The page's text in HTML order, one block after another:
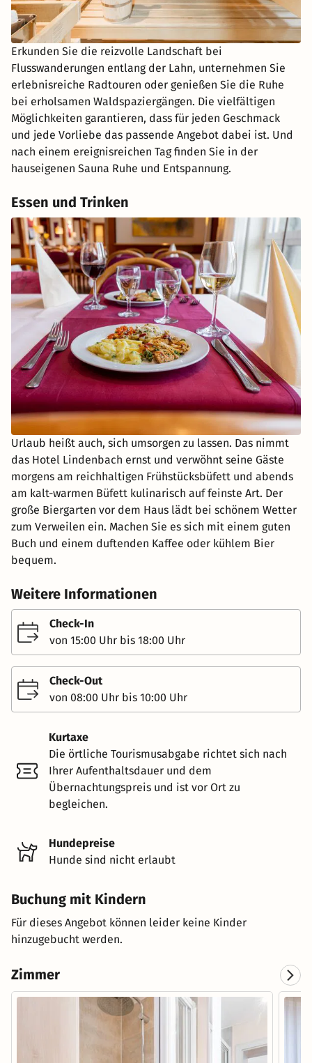
Erkunden Sie die reizvolle Landschaft bei
Flusswanderungen entlang der Lahn, unternehmen Sie
erlebnisreiche Radtouren oder genießen Sie die Ruhe
bei erholsamen Waldspaziergängen. Die vielfältigen
Möglichkeiten garantieren, dass für jeden Geschmack
und jede Vorliebe das passende Angebot dabei ist. Und
nach einem ereignisreichen Tag finden Sie in der
hauseigenen Sauna Ruhe und Entspannung.
Essen und Trinken
Urlaub heißt auch, sich umsorgen zu lassen. Das nimmt
das Hotel Lindenbach ernst und verwöhnt seine Gäste
morgens am reichhaltigen Frühstücksbüfett und abends
am kalt-warmen Büfett kulinarisch auf feinste Art. Der
große Biergarten vor dem Haus lädt bei schönem Wetter
zum Verweilen ein. Machen Sie es sich mit einem guten
Buch und einem duftenden Kaffee oder kühlem Bier
bequem.
Weitere Informationen
Check-In
von 15:00 Uhr bis 18:00 Uhr
Check-Out
von 08:00 Uhr bis 10:00 Uhr
Kurtaxe
Die örtliche Tourismusabgabe richtet sich nach
Ihrer Aufenthaltsdauer und dem
Übernachtungspreis und ist vor Ort zu
begleichen.
Hundepreise
Hunde sind nicht erlaubt
Buchung mit Kindern
Für dieses Angebot können leider keine Kinder
hinzugebucht werden.
Zimmer